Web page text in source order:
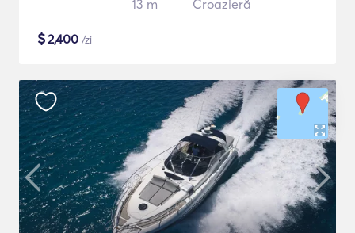
13 m
Croazieră
$2,400 /zi